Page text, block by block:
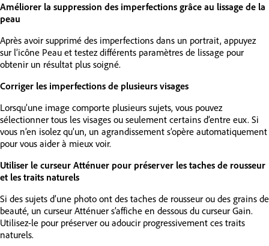
Améliorer la suppression des imperfections grâce au lissage de la
peau
Après avoir supprimé des imperfections dans un portrait, appuyez
sur l’icône Peau et testez différents paramètres de lissage pour
obtenir un résultat plus soigné.
Corriger les imperfections de plusieurs visages
Lorsqu’une image comporte plusieurs sujets, vous pouvez
sélectionner tous les visages ou seulement certains d’entre eux. Si
vous n’en isolez qu’un, un agrandissement s’opère automatiquement
pour vous aider à mieux voir.
Utiliser le curseur Atténuer pour préserver les taches de rousseur
et les traits naturels
Si des sujets d’une photo ont des taches de rousseur ou des grains de
beauté, un curseur Atténuer s’affiche en dessous du curseur Gain.
Utilisez-le pour préserver ou adoucir progressivement ces traits
naturels.